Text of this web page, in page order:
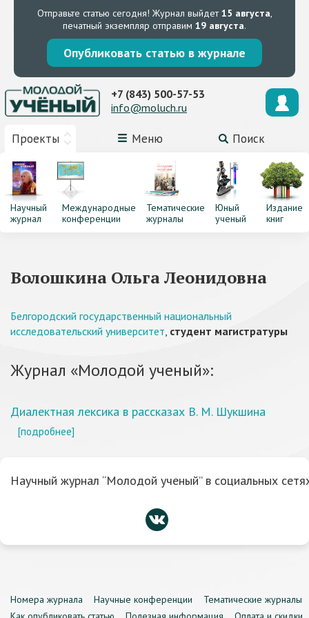
Отправьте статью сегодня! Журнал выйдет15 августа,
печатный экземпляр отправим 19 августа.
Опубликовать статью в журнале
Проекты Меню Поиск
+7 (843) 500-57-53
info@moluch.ru
Научный
журнал
Международные
конференции
Тематические
журналы
Юный
ученый
Издание
книг
Волошкина Ольга Леонидовна
Белгородский государственный национальный
исследовательский университет, студент магистратуры
Журнал «Молодой ученый»:
Диалектная лексика в рассказах В. М. Шукшина
[подробнее]
Научный журнал “Молодой ученый” в социальных
Номера журнала Научные конференции
Тематические журналы